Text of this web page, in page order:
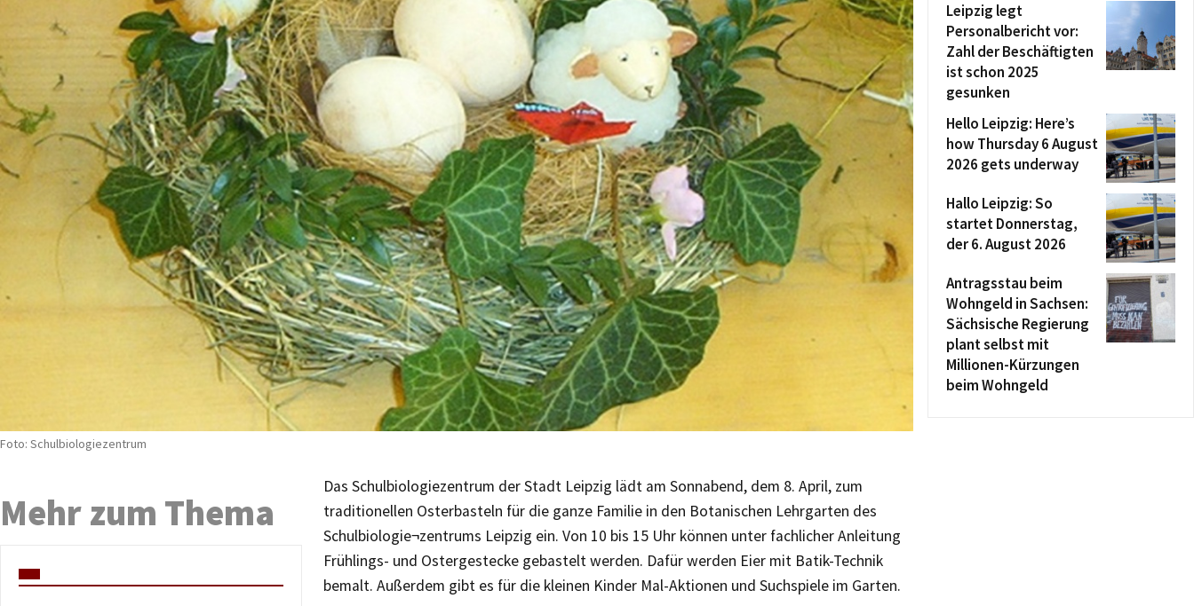
Foto: Schulbiologiezentrum
Das Schulbiologiezentrum der Stadt Leipzig lädt am Sonnabend, dem 8. April, zum
traditionellen Osterbasteln für die ganze Familie in den Botanischen Lehrgarten des
Schulbiologie¬zentrums Leipzig ein. Von 10 bis 15 Uhr können unter fachlicher Anleitung
Frühlings- und Ostergestecke gebastelt werden. Dafür werden Eier mit Batik-Technik
bemalt. Außerdem gibt es für die kleinen Kinder Mal-Aktionen und Suchspiele im Garten.
Mehr zum Thema
Leipzig legt
Personalbericht vor:
Zahl der Beschäftigten
ist schon 2025
gesunken
Hello Leipzig: Here’s
how Thursday 6 August
2026 gets underway
Hallo Leipzig: So
startet Donnerstag,
der 6. August 2026
Antragsstau beim
Wohngeld in Sachsen:
Sächsische Regierung
plant selbst mit
Millionen-Kürzungen
beim Wohngeld